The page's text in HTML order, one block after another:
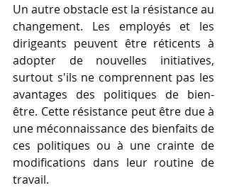
Un autre obstacle est la résistance au
changement. Les employés et les
dirigeants peuvent être réticents à
adopter de nouvelles initiatives,
surtout s'ils ne comprennent pas les
avantages des politiques de bien-
être. Cette résistance peut être due à
une méconnaissance des bienfaits de
ces politiques ou à une crainte de
modifications dans leur routine de
travail.